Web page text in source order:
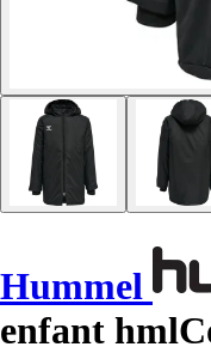
Hummel
enfant